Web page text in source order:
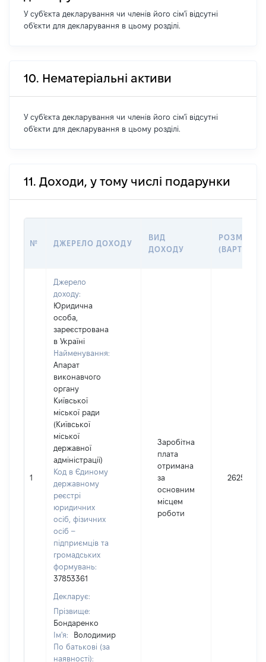
У суб'єкта декларування чи членів його сім'ї відсутні
об'єкти для декларування в цьому розділі.
10. Нематеріальні активи
У суб'єкта декларування чи членів його сім'ї відсутні
об'єкти для декларування в цьому розділі.
11. Доходи, у тому числі подарунки
№ ДЖЕРЕЛО ДОХОДУ
ВИД
ДОХОДУ
РОЗМІР
(ВАРТІСТЬ)
1
Джерело
доходу:
Юридична
особа,
зареєстрована
в Україні
Найменування:
Апарат
виконавчого
органу
Київської
міської ради
(Київської
міської
державної
адміністрації)
Код в Єдиному
державному
реєстрі
юридичних
осіб, фізичних
осіб –
підприємців та
громадських
формувань:
37853361
Декларує:
Прізвище:
Бондаренко
Ім'я:
Володимир
По батькові (за
наявності):
Заробітна
плата
отримана
за
основним
місцем
роботи
262547